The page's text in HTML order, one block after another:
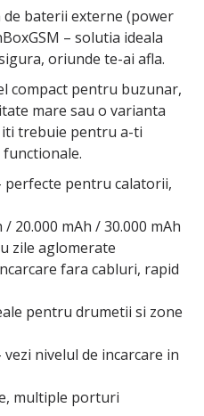
de baterii externe (power
– solutia ideala
oriunde te-ai afla.
compact pentru buzunar,
mare sau o varianta
iti trebuie pentru a-ti
perfecte pentru calatorii,
20.000 mAh / 30.000 mAh
zile aglomerate
fara cabluri, rapid
pentru drumetii si zone
nivelul de incarcare in
multiple porturi